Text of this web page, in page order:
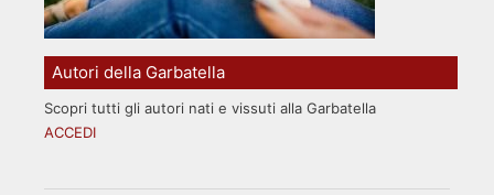
Autori della Garbatella
Scopri tutti gli autori nati e vissuti alla Garbatella
ACCEDI